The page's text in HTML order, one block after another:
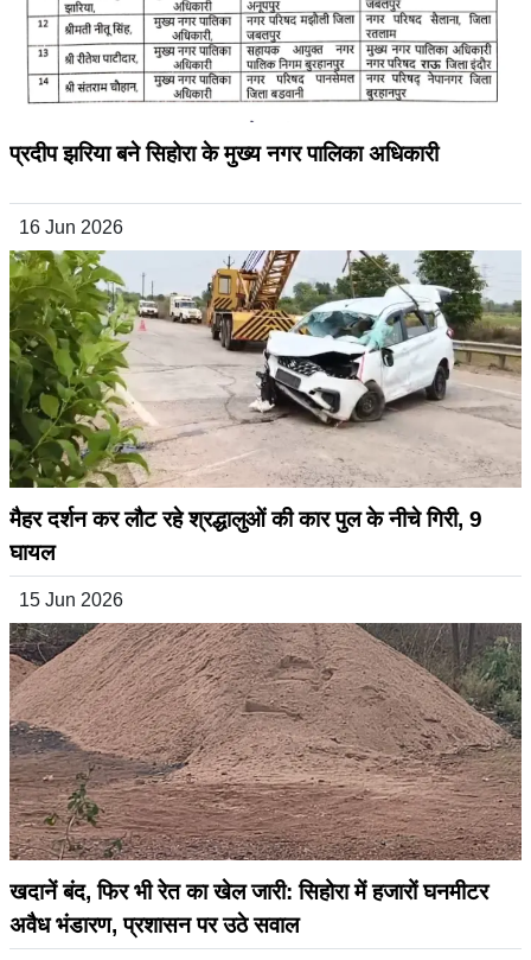
प्रदीप झरिया बने सिहोरा के मुख्य नगर पालिका अधिकारी
16 Jun 2026
मैहर दर्शन कर लौट रहे श्रद्धालुओं की कार पुल के नीचे गिरी, 9
घायल
15 Jun 2026
खदानें बंद, फिर भी रेत का खेल जारी: सिहोरा में हजारों घनमीटर
अवैध भंडारण, प्रशासन पर उठे सवाल